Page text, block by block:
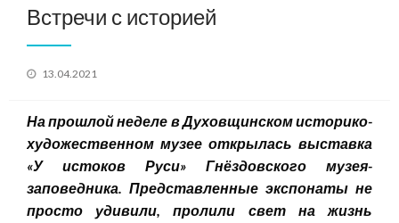
Встречи с историей
Posted
13.04.2021
На прошлой неделе в Духовщинском историко-
художественном музее открылась выставка
«У истоков Руси» Гнёздовского музея-
заповедника. Представленные экспонаты не
просто удивили, пролили свет на жизнь